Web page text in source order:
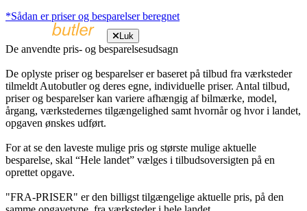
*Sådan er priser og besparelser beregnet
Luk
De anvendte pris- og besparelsesudsagn
De oplyste priser og besparelser er baseret på tilbud fra værksteder
tilmeldt Autobutler og deres egne, individuelle priser. Antal tilbud,
priser og besparelser kan variere afhængig af bilmærke, model,
årgang, værkstedernes tilgængelighed samt hvornår og hvor i landet,
opgaven ønskes udført.
For at se den laveste mulige pris og største mulige aktuelle
besparelse, skal “Hele landet” vælges i tilbudsoversigten på en
oprettet opgave.
"FRA-PRISER" er den billigst tilgængelige aktuelle pris, på den